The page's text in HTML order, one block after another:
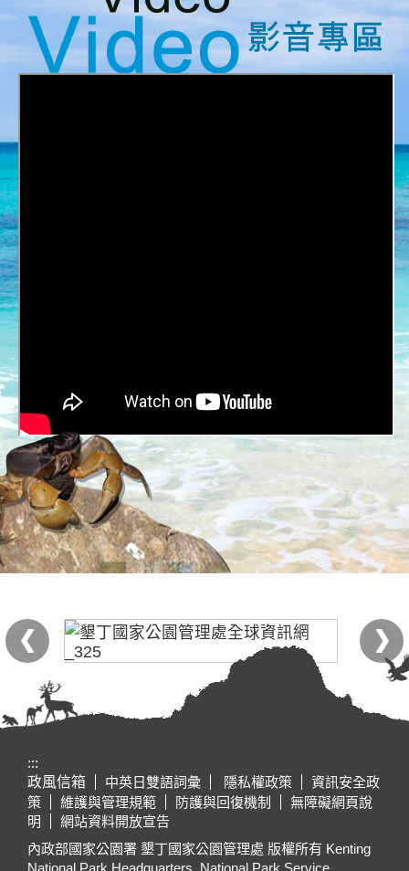
:::
政風信箱
中英日雙語詞彙 隱私權政策
資訊安全政
策
維護與管理規範 防護與回復機制
無障礙網頁說
明
網站資料開放宣告
內政部國家公園署 墾丁國家公園管理處 版權所有 Kenting
National Park Headquarters, National Park Service,